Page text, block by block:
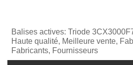
Balises actives: Triode
Haute qualité, Meilleure vente,
Fabricants, Fournisseurs